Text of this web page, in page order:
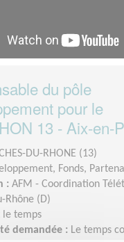
du pôle
pour le
13 - Aix-en-
DU-RHONE (13)
Fonds,
: AFM - Coordination
Rhône (D)
le temps
demandée : Le temps